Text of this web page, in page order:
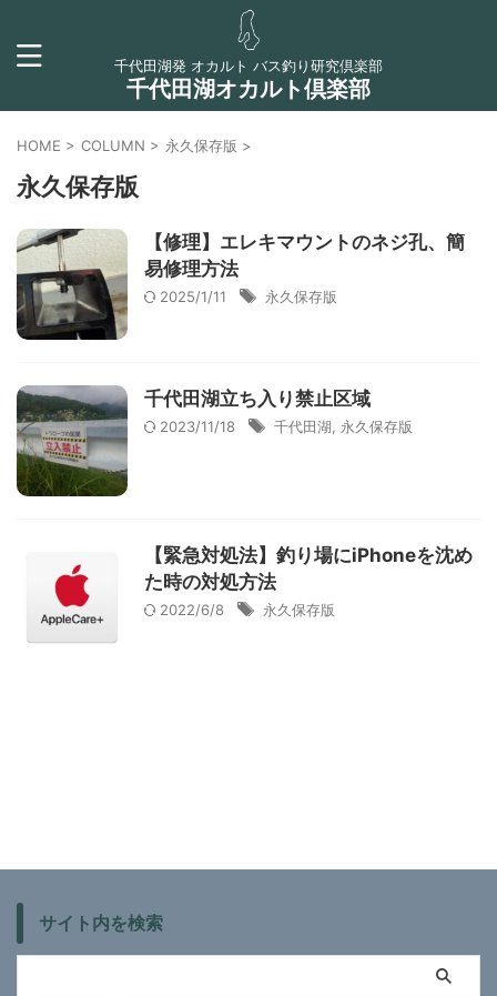
千代田湖発 オカルト バス釣り研究倶楽部
千代田湖オカルト倶楽部
HOME > COLUMN > 永久保存版 >
永久保存版
【修理】エレキマウントのネジ孔、簡
易修理方法
2025/1/11 永久保存版
千代田湖立ち入り禁止区域
2023/11/18 千代田湖 永久保存版
【緊急対処法】釣り場にiPhoneを沈め
た時の対処方法
2022/6/8 永久保存版
サイト内を検索